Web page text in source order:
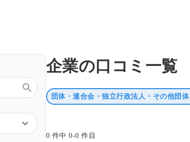
企業の口コミ一覧
団体・連合会・独立行政法人・その他団体
0 件中 0-0 件目